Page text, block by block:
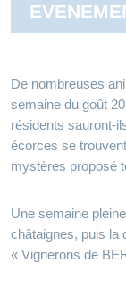
De nombreuses
semaine du goût
résidents sauront-
écorces se
mystères proposé
Une semaine
châtaignes, puis la
« Vignerons de